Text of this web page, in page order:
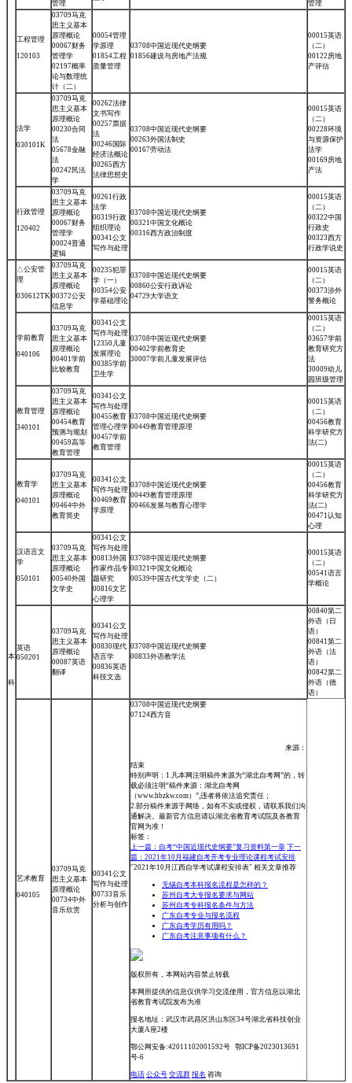
管理
管理
工程管理
120103
03709马克
思主义基本
原理概论
00067财务
管理学
02197概率
论与数理统
计（二）
00054管理
学原理
01854工程
质量管理
03708中国近现代史纲要
01856建设与房地产法规
00015英语
（二）
00122房地
产评估
法学
030101K
03709马克
思主义基本
原理概论
00230合同
法
05678金融
法
00242民法
学
00262法律
文书写作
00257票据
法
00246国际
经济法概论
00265西方
法律思想史
03708中国近现代史纲要
00263外国法制史
00167劳动法
00015英语
（二）
00228环境
与资源保护
法学
00169房地
产法
行政管理
120402
03709马克
思主义基本
原理概论
00067财务
管理学
00024普通
逻辑
00261行政
法学
00319行政
组织理论
00341公文
写作与处理
03708中国近现代史纲要
00321中国文化概论
00316西方政治制度
00015英语
（二）
00322中国
行政史
00323西方
行政学说史
本
科
△公安管
理
030612TK
03709马克
思主义基本
原理概论
00372公安
信息学
00235犯罪
学（一）
00354公安
学基础理论
03708中国近现代史纲要
00860公安行政诉讼
04729大学语文
00015英语
（二）
00373涉外
警务概论
学前教育
040106
03709马克
思主义基本
原理概论
00401学前
比较教育
00341公文
写作与处理
12350儿童
发展理论
00385学前
卫生学
03708中国近现代史纲要
00402学前教育史
30007学前儿童发展评估
00015英语
（二）
03657学前
教育研究方
法
30009幼儿
园班级管理
教育管理
340101
03709马克
思主义基本
原理概论
00454教育
预测与规划
00459高等
教育管理
00341公文
写作与处理
00455教育
管理心理学
00457学前
教育管理
03708中国近现代史纲要
00449教育管理原理
00015英语
（二）
00456教育
科学研究方
法(二)
教育学
040101
03709马克
思主义基本
原理概论
00464中外
教育简史
00341公文
写作与处理
00469教育
学原理
03708中国近现代史纲要
00449教育管理原理
00466发展与教育心理学
00015英语
（二）
00456教育
科学研究方
法(二)
00471认知
心理
汉语言文
学
050101
03709马克
思主义基本
原理概论
00540外国
文学史
00341公文
写作与处理
00813外国
作家作品专
题研究
00816文艺
心理学
03708中国近现代史纲要
00321中国文化概论
00539中国古代文学史（二）
00015英语
（二）
00541语言
学概论
英语
050201
03709马克
思主义基本
原理概论
00087英语
翻译
00341公文
写作与处理
00830现代
语言学
00836英语
科技文选
03708中国近现代史纲要
00833外语教学法
00840第二
外语（日
语）
00841第二
外语（法
语）
00842第二
外语（德
语）
艺术教育
040105
03709马克
思主义基本
原理概论
00734中外
音乐欣赏
00341公文
写作与处理
00733音乐
分析与创作
03708中国近现代史纲要
07124西方音
来源：
结束
特别声明：1.凡本网注明稿件来源为“湖北自考网”的，转
载必须注明“稿件来源：湖北自考网
（www.hbzkw.com）”,违者将依法追究责任；
2.部分稿件来源于网络，如有不实或侵权，请联系我们沟
通解决。最新官方信息请以湖北省教育考试院及各教育
官网为准！
标签：
上一篇：自考“中国近现代史纲要”复习资料第一章 下一
篇：2021年10月福建自考开考专业理论课程考试安排
"2021年10月江西自学考试课程安排表" 相关文章推荐
无锡自考本科报名流程是怎样的？
苏州自考大专报名要求与网站
苏州自考专科报名条件与方法
广东自考专业与报名流程
广东自考学历有用吗？
广东自考注意事项有什么？
版权所有，本网站内容禁止转载
本网所提供的信息仅供学习交流使用，官方信息以湖北
省教育考试院发布为准
报名地址：武汉市武昌区洪山东区34号湖北省科技创业
大厦A座2楼
鄂公网安备:42011102001592号 鄂ICP备2023013691
号-6
电话 公众号 交流群 报名 咨询